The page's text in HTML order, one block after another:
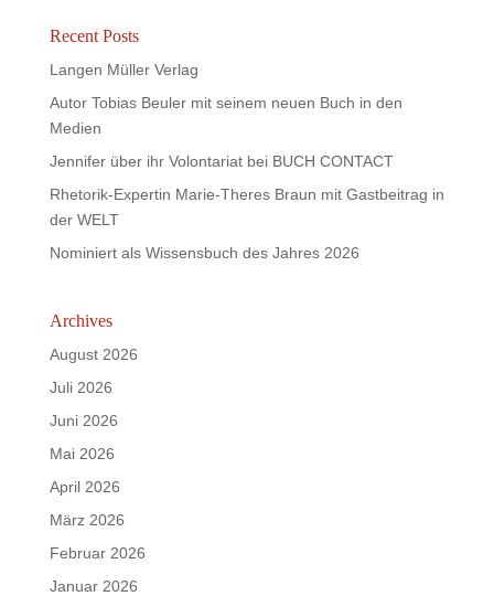
Recent Posts
Langen Müller Verlag
Autor Tobias Beuler mit seinem neuen Buch in den
Medien
Jennifer über ihr Volontariat bei BUCH CONTACT
Rhetorik-Expertin Marie-Theres Braun mit Gastbeitrag in
der WELT
Nominiert als Wissensbuch des Jahres 2026
Archives
August 2026
Juli 2026
Juni 2026
Mai 2026
April 2026
März 2026
Februar 2026
Januar 2026